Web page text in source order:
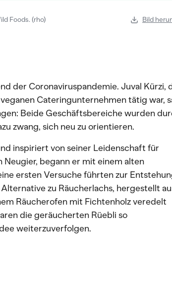
Foods. (rho) Bild
der Coronaviruspandemie. Juval Kürzi,
Cateringunternehmen tätig war,
Beide Geschäftsbereiche wurden
zwang, sich neu zu orientieren.
inspiriert von seiner Leidenschaft für
begann er mit einem alten
ersten Versuche führten zur
zu Räucherlachs, hergestellt
Räucherofen mit Fichtenholz veredelt
die geräucherten Rüebli so
weiterzuverfolgen.